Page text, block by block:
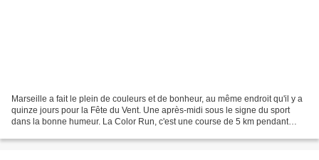
Marseille a fait le plein de couleurs et de bonheur, au même endroit qu'il y a
quinze jours pour la Fête du Vent. Une après-midi sous le signe du sport
dans la bonne humeur. La Color Run, c'est une course de 5 km pendant